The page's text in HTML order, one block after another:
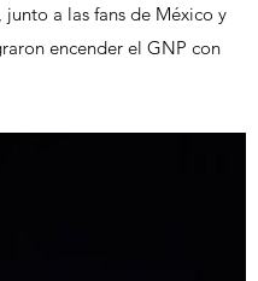
a las fans de México y
encender el GNP con